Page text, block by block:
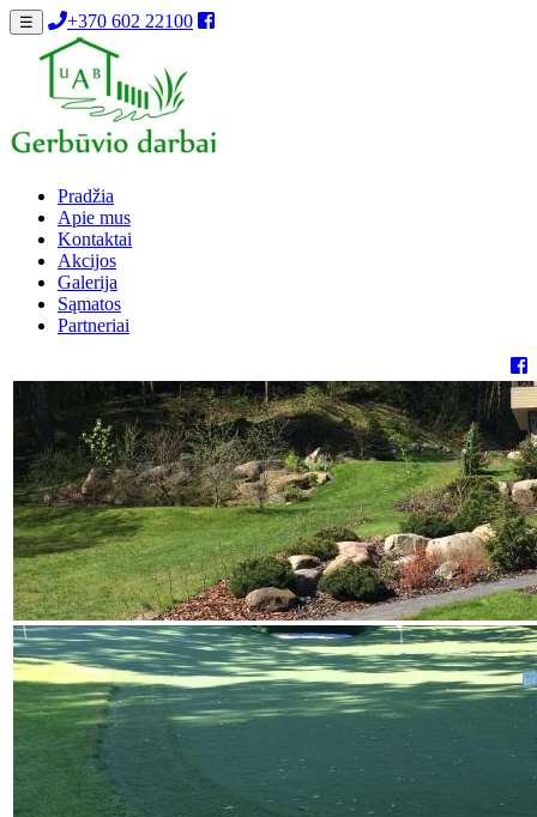
☰ +370 602 22100
Pradžia
Apie mus
Kontaktai
Akcijos
Galerija
Sąmatos
Partneriai